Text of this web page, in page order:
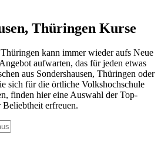
Thüringen Kurse
kann immer wieder aufs Neue
aufwarten, das für jeden etwas
aus Sondershausen, Thüringen oder
sich für die örtliche Volkshochschule
finden hier eine Auswahl der Top-
Beliebtheit erfreuen.